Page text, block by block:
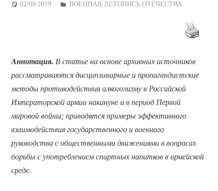
02/09/2019 Дежурный по Редакции
ВОЕННАЯ ЛЕТОПИСЬ ОТЕЧЕСТВА
Аннотация. В статье на основе архивных источников
рассматриваются дисциплинарные и пропагандистские
методы противодействия алкоголизму в Российской
Императорской армии накануне и в период Первой
мировой войны; приводятся примеры эффективного
взаимодействия государственного и военного
руководства с общественными движениями в вопросах
борьбы с употреблением спиртных напитков в армейской
среде.